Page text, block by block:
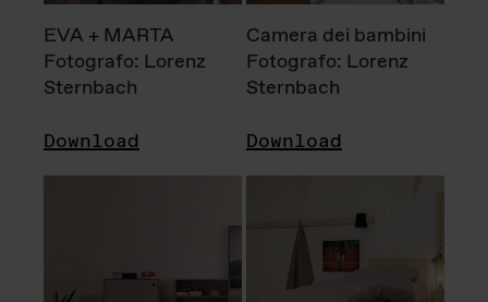
EVA + MARTA
Fotografo: Lorenz
Sternbach
Download
Camera dei bambini
Fotografo: Lorenz
Sternbach
Download